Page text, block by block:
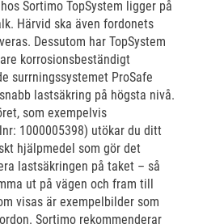
Sortimo TopSystem ligger på
Härvid ska även fordonets
Dessutom har TopSystem
korrosionsbeständigt
surrningssystemet ProSafe
lastsäkring på högsta nivå.
som exempelvis
1000005398) utökar du ditt
hjälpmedel som gör det
lastsäkringen på taket – så
ut på vägen och fram till
visas är exempelbilder som
Sortimo rekommenderar